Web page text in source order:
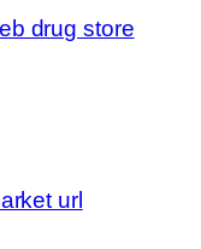
drug store
url